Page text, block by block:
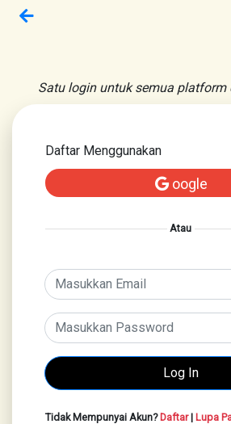
Satu login untuk semua platform
Daftar Menggunakan
oogle
Atau
Tidak Mempunyai Akun?Daftar| Lupa